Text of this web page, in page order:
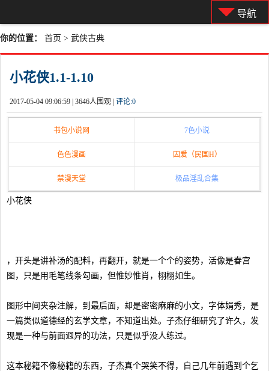
导航
你的位置： 首页 > 武侠古典
小花侠1.1-1.10
2017-05-04 09:06:59 | 3646人围观 | 评论:0
书包小说网 7色小说
色色漫画 囚爱（民国H）
禁漫天堂 极品淫乱合集
小花侠
，开头是讲补汤的配料，再翻开，就是一个个的姿势，活像是春宫
图，只是用毛笔线条勾画，但惟妙惟肖，栩栩如生。
图形中间夹杂注解，到最后面，却是密密麻麻的小文，字体娟秀，是
一篇类似道德经的玄学文章，不知道出处。子杰仔细研究了许久，发
现是一种与前面迥异的功法，只是似乎没人练过。
这本秘籍不像秘籍的东西，子杰真个哭笑不得，自己几年前遇到个乞